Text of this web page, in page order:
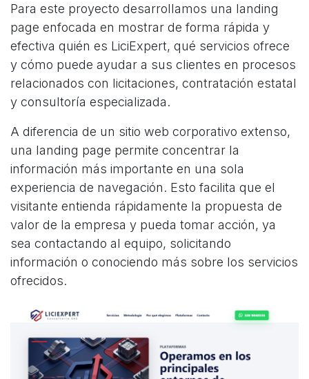
Para este proyecto desarrollamos una landing
page enfocada en mostrar de forma rápida y
efectiva quién es LiciExpert, qué servicios ofrece
y cómo puede ayudar a sus clientes en procesos
relacionados con licitaciones, contratación estatal
y consultoría especializada.
A diferencia de un sitio web corporativo extenso,
una landing page permite concentrar la
información más importante en una sola
experiencia de navegación. Esto facilita que el
visitante entienda rápidamente la propuesta de
valor de la empresa y pueda tomar acción, ya
sea contactando al equipo, solicitando
información o conociendo más sobre los servicios
ofrecidos.